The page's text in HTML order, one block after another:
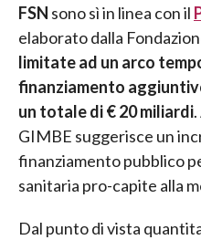
FSN sono sì in linea con il
elaborato dalla
limitate ad un arco
finanziamento
un totale di € 20 miliardi
GIMBE suggerisce un
finanziamento pubblico
sanitaria pro-capite alla
Dal punto di vista